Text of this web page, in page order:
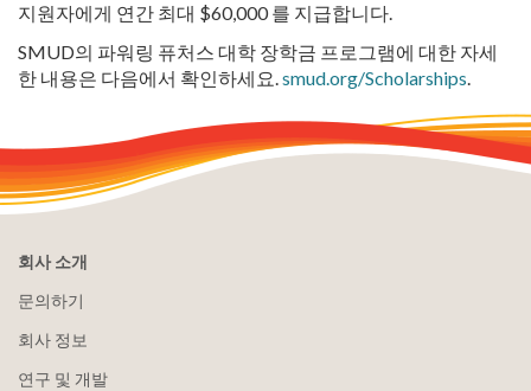
지원자에게 연간 최대 $60,000 를 지급합니다.
SMUD의 파워링 퓨처스 대학 장학금 프로그램에 대한 자세
한 내용은 다음에서 확인하세요.smud.org/Scholarships.
회사 소개
문의하기
회사 정보
연구 및 개발